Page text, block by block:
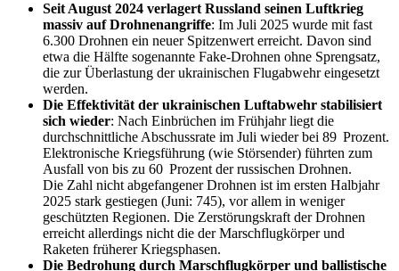
Seit August 2024 verlagert Russland seinen Luftkrieg
massiv auf Drohnenangriffe: Im Juli 2025 wurde mit fast
6.300 Drohnen ein neuer Spitzenwert erreicht. Davon sind
etwa die Hälfte sogenannte Fake-Drohnen ohne Sprengsatz,
die zur Überlastung der ukrainischen Flugabwehr eingesetzt
werden.
Die Effektivität der ukrainischen Luftabwehr stabilisiert
sich wieder: Nach Einbrüchen im Frühjahr liegt die
durchschnittliche Abschussrate im Juli wieder bei 89 Prozent.
Elektronische Kriegsführung (wie Störsender) führten zum
Ausfall von bis zu 60 Prozent der russischen Drohnen.
Die Zahl nicht abgefangener Drohnen ist im ersten Halbjahr
2025 stark gestiegen (Juni: 745), vor allem in weniger
geschützten Regionen. Die Zerstörungskraft der Drohnen
erreicht allerdings nicht die der Marschflugkörper und
Raketen früherer Kriegsphasen.
Die Bedrohung durch Marschflugkörper und ballistische